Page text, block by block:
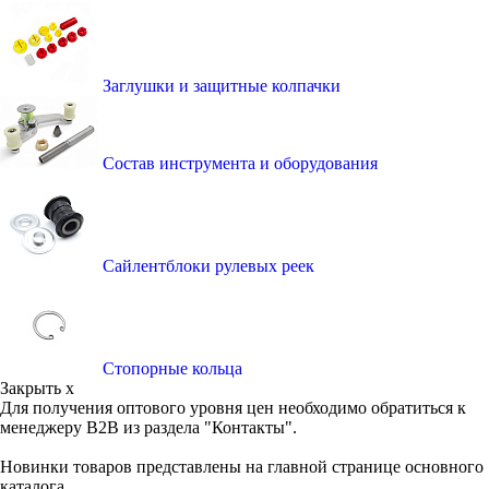
Заглушки и защитные колпачки
Состав инструмента и оборудования
Сайлентблоки рулевых реек
Стопорные кольца
Закрыть x
Для получения оптового уровня цен необходимо обратиться к
менеджеру B2B из раздела "Контакты".
Новинки товаров представлены на главной странице основного